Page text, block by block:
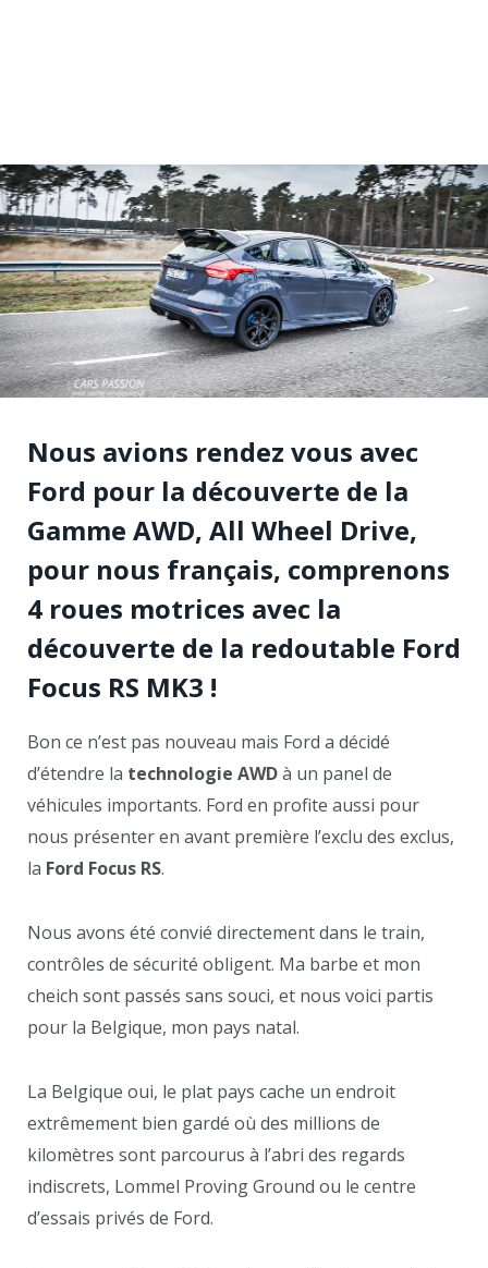
Nous avions rendez vous avec
Ford pour la découverte de la
Gamme AWD, All Wheel Drive,
pour nous français, comprenons
4 roues motrices avec la
découverte de la redoutable Ford
Focus RS MK3 !
Bon ce n’est pas nouveau mais Ford a décidé
d’étendre la technologie AWDà un panel de
véhicules importants. Ford en profite aussi pour
nous présenter en avant première l’exclu des exclus,
la Ford Focus RS.
Nous avons été convié directement dans le train,
contrôles de sécurité obligent. Ma barbe et mon
cheich sont passés sans souci, et nous voici partis
pour la Belgique, mon pays natal.
La Belgique oui, le plat pays cache un endroit
extrêmement bien gardé où des millions de
kilomètres sont parcourus à l’abri des regards
indiscrets, Lommel Proving Ground ou le centre
d’essais privés de Ford.